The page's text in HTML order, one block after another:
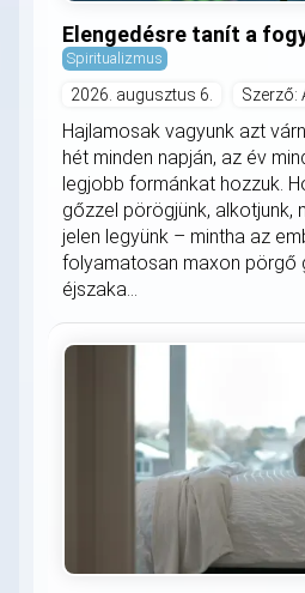
Elengedésre tanít a
Spiritualizmus
2026. augusztus 6. Szerző:
Hajlamosak vagyunk azt
hét minden napján, az év
legjobb formánkat hozzuk.
gőzzel pörögjünk, alkotjunk,
jelen legyünk – mintha az
folyamatosan maxon pörgő
éjszaka...